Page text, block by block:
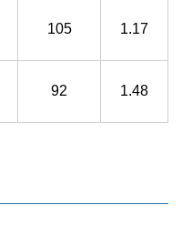
105 1.17
92 1.48